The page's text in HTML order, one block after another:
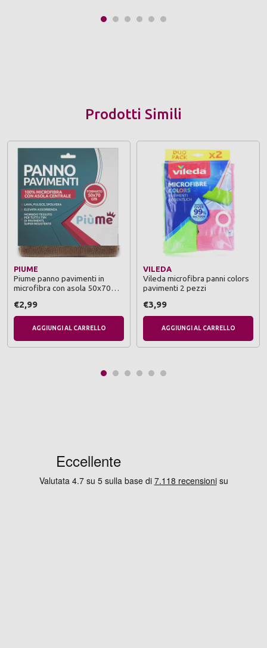
Prodotti Simili
PIUME
Piume panno pavimenti in
microfibra con asola 50x70
€2,99
AGGIUNGI AL CARRELLO
VILEDA
Vileda microfibra panni colors
pavimenti 2 pezzi
€3,99
AGGIUNGI AL CARRELLO